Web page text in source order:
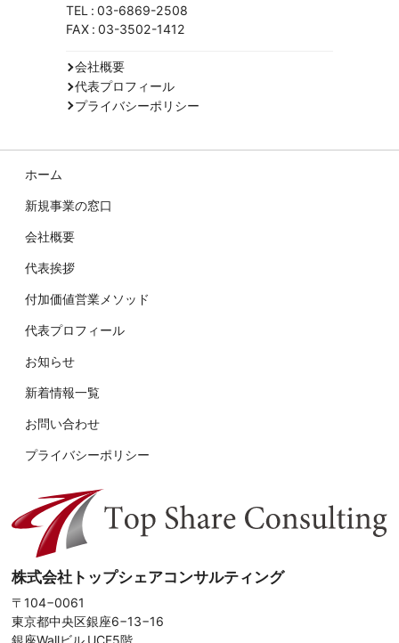
TEL : 03-6869-2508
FAX : 03-3502-1412
会社概要
代表プロフィール
プライバシーポリシー
ホーム
新規事業の窓口
会社概要
代表挨拶
付加価値営業メソッド
代表プロフィール
お知らせ
新着情報一覧
お問い合わせ
プライバシーポリシー
株式会社トップシェアコンサルティング
〒104−0061
東京都中央区銀座6−13−16